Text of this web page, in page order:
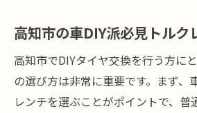
高知市の車DIY派必見トルク
高知市でDIYタイヤ交換を行う方に
の選び方は非常に重要です。まず、
レンチを選ぶことがポイントで、普